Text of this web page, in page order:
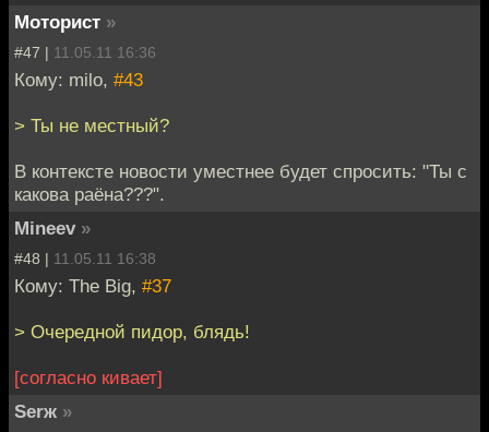
Моторист »
#47 | 11.05.11 16:36
Кому: milo, #43
> Ты не местный?
В контексте новости уместнее будет спросить: "Ты с
какова раёна???".
Mineev »
#48 | 11.05.11 16:38
Кому: The Big, #37
> Очередной пидор, блядь!
[согласно кивает]
Serж »